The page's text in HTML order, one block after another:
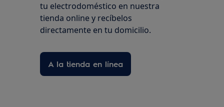
tu electrodoméstico en nuestra
tienda online y recíbelos
directamente en tu domicilio.
A la tienda en línea